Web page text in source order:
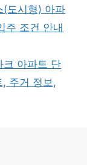
(도시형) 아파
주 조건 안내
크 아파트 단
주거 정보,